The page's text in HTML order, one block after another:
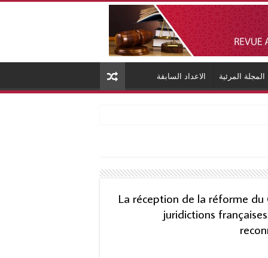
المجلة المرئية الاعداد السابقة
La réception de la réforme
juridictions